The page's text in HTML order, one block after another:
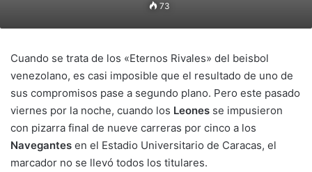
73
Cuando se trata de los «Eternos Rivales» del beisbol
venezolano, es casi imposible que el resultado de uno de
sus compromisos pase a segundo plano. Pero este pasado
viernes por la noche, cuando los Leones se impusieron
con pizarra final de nueve carreras por cinco a los
Navegantes en el Estadio Universitario de Caracas, el
marcador no se llevó todos los titulares.